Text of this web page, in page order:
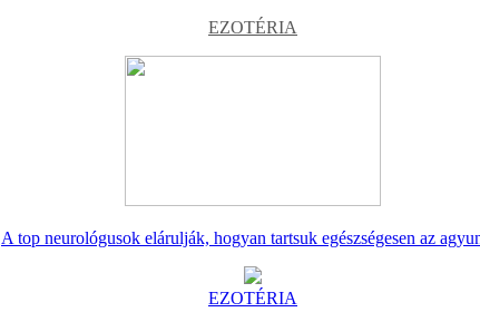
EZOTÉRIA
A top neurológusok elárulják, hogyan tartsuk egészségesen az
EZOTÉRIA